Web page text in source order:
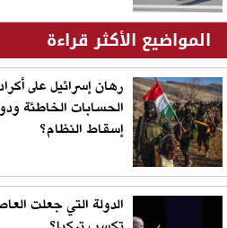
المواضيع الأكثر قراءة
رهان إسرائيل على
الحسابات الخاطئة
إسقاط النظام؟
الدولة التي جعلت